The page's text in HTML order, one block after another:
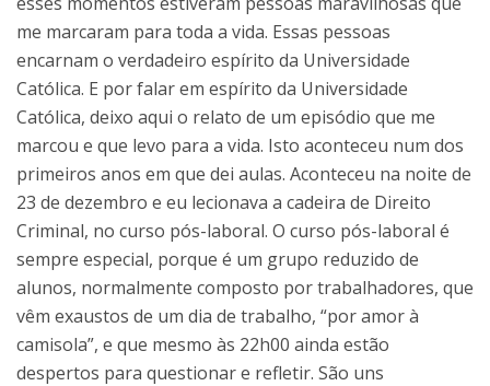
me marcaram para toda a vida. Essas pessoas
encarnam o verdadeiro espírito da Universidade
Católica. E por falar em espírito da Universidade
Católica, deixo aqui o relato de um episódio que me
marcou e que levo para a vida. Isto aconteceu num dos
primeiros anos em que dei aulas. Aconteceu na noite de
23 de dezembro e eu lecionava a cadeira de Direito
Criminal, no curso pós-laboral. O curso pós-laboral é
sempre especial, porque é um grupo reduzido de
alunos, normalmente composto por trabalhadores, que
vêm exaustos de um dia de trabalho, “por amor à
camisola”, e que mesmo às 22h00 ainda estão
despertos para questionar e refletir. São uns